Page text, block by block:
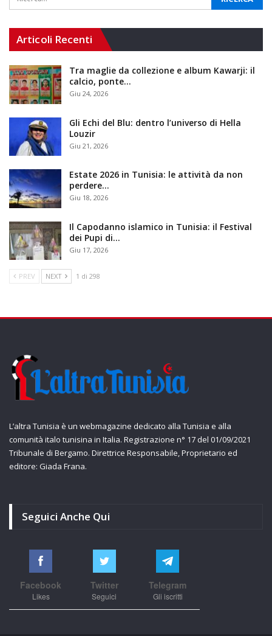
Articoli Recenti
Tra maglie da collezione e album Kawarji: il
calcio, ponte…
Giu 24, 2026
Gli Echi del Blu: dentro l’universo di Hella
Louzir
Giu 21, 2026
Estate 2026 in Tunisia: le attività da non
perdere…
Giu 18, 2026
Il Capodanno islamico in Tunisia: il Festival
dei Pupi di…
Giu 17, 2026
PREV NEXT 1 di 298
L’altra Tunisia è un webmagazine dedicato alla Tunisia e alla
comunità italo tunisina in Italia. Registrazione n° 17 del 01/09/2021
Tribunale di Bergamo. Direttrice Responsabile, Proprietario ed
editore: Giada Frana.
Seguici Anche Qui
Facebook
Likes
Twitter
Seguici
Telegram
Gli iscritti